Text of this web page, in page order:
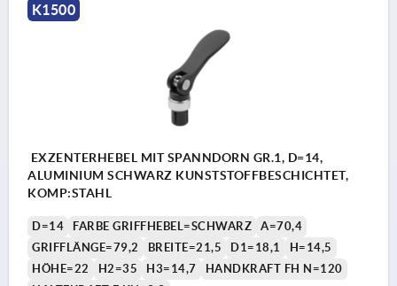
K1500
EXZENTERHEBEL MIT SPANNDORN GR.1, D=14,
ALUMINIUM SCHWARZ KUNSTSTOFFBESCHICHTET,
KOMP:STAHL
D=14 FARBE GRIFFHEBEL=SCHWARZ
A=70,4
GRIFFLÄNGE=79,2
BREITE=21,5 D1=18,1
H=14,5
HÖHE=22
H2=35 H3=14,7
HANDKRAFT FH N=120